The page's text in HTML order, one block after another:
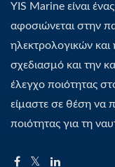
YIS Marine είναι
αφοσιώνεται στην
ηλεκτρολογικών και
σχεδιασμό και την
έλεγχο ποιότητας
είμαστε σε θέση να
ποιότητας για τη